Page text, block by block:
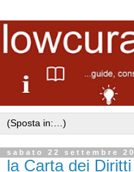
sabato 22 settembre
la Carta dei